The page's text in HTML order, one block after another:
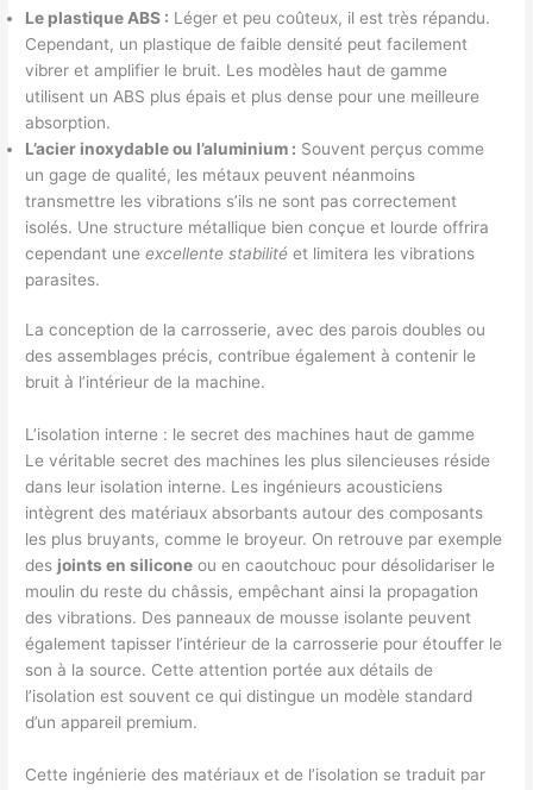
Le plastique ABS : Léger et peu coûteux, il est très répandu.
Cependant, un plastique de faible densité peut facilement
vibrer et amplifier le bruit. Les modèles haut de gamme
utilisent un ABS plus épais et plus dense pour une meilleure
absorption.
L’acier inoxydable ou l’aluminium : Souvent perçus comme
un gage de qualité, les métaux peuvent néanmoins
transmettre les vibrations s’ils ne sont pas correctement
isolés. Une structure métallique bien conçue et lourde offrira
cependant uneexcellente stabilité et limitera les vibrations
parasites.
La conception de la carrosserie, avec des parois doubles ou
des assemblages précis, contribue également à contenir le
bruit à l’intérieur de la machine.
L’isolation interne : le secret des machines haut de gamme
Le véritable secret des machines les plus silencieuses réside
dans leur isolation interne. Les ingénieurs acousticiens
intègrent des matériaux absorbants autour des composants
les plus bruyants, comme le broyeur. On retrouve par exemple
des joints en silicone ou en caoutchouc pour désolidariser le
moulin du reste du châssis, empêchant ainsi la propagation
des vibrations. Des panneaux de mousse isolante peuvent
également tapisser l’intérieur de la carrosserie pour étouffer le
son à la source. Cette attention portée aux détails de
l’isolation est souvent ce qui distingue un modèle standard
d’un appareil premium.
Cette ingénierie des matériaux et de l’isolation se traduit par